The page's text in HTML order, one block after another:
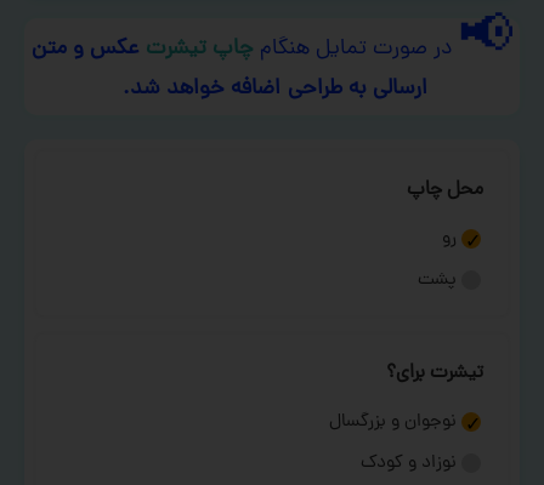
📢 در صورت تمایل هنگام چاپ تیشرت عکس و متن
ارسالی به طراحی اضافه خواهد شد.
محل چاپ
رو
پشت
تیشرت برای؟
نوجوان و بزرگسال
نوزاد و کودک